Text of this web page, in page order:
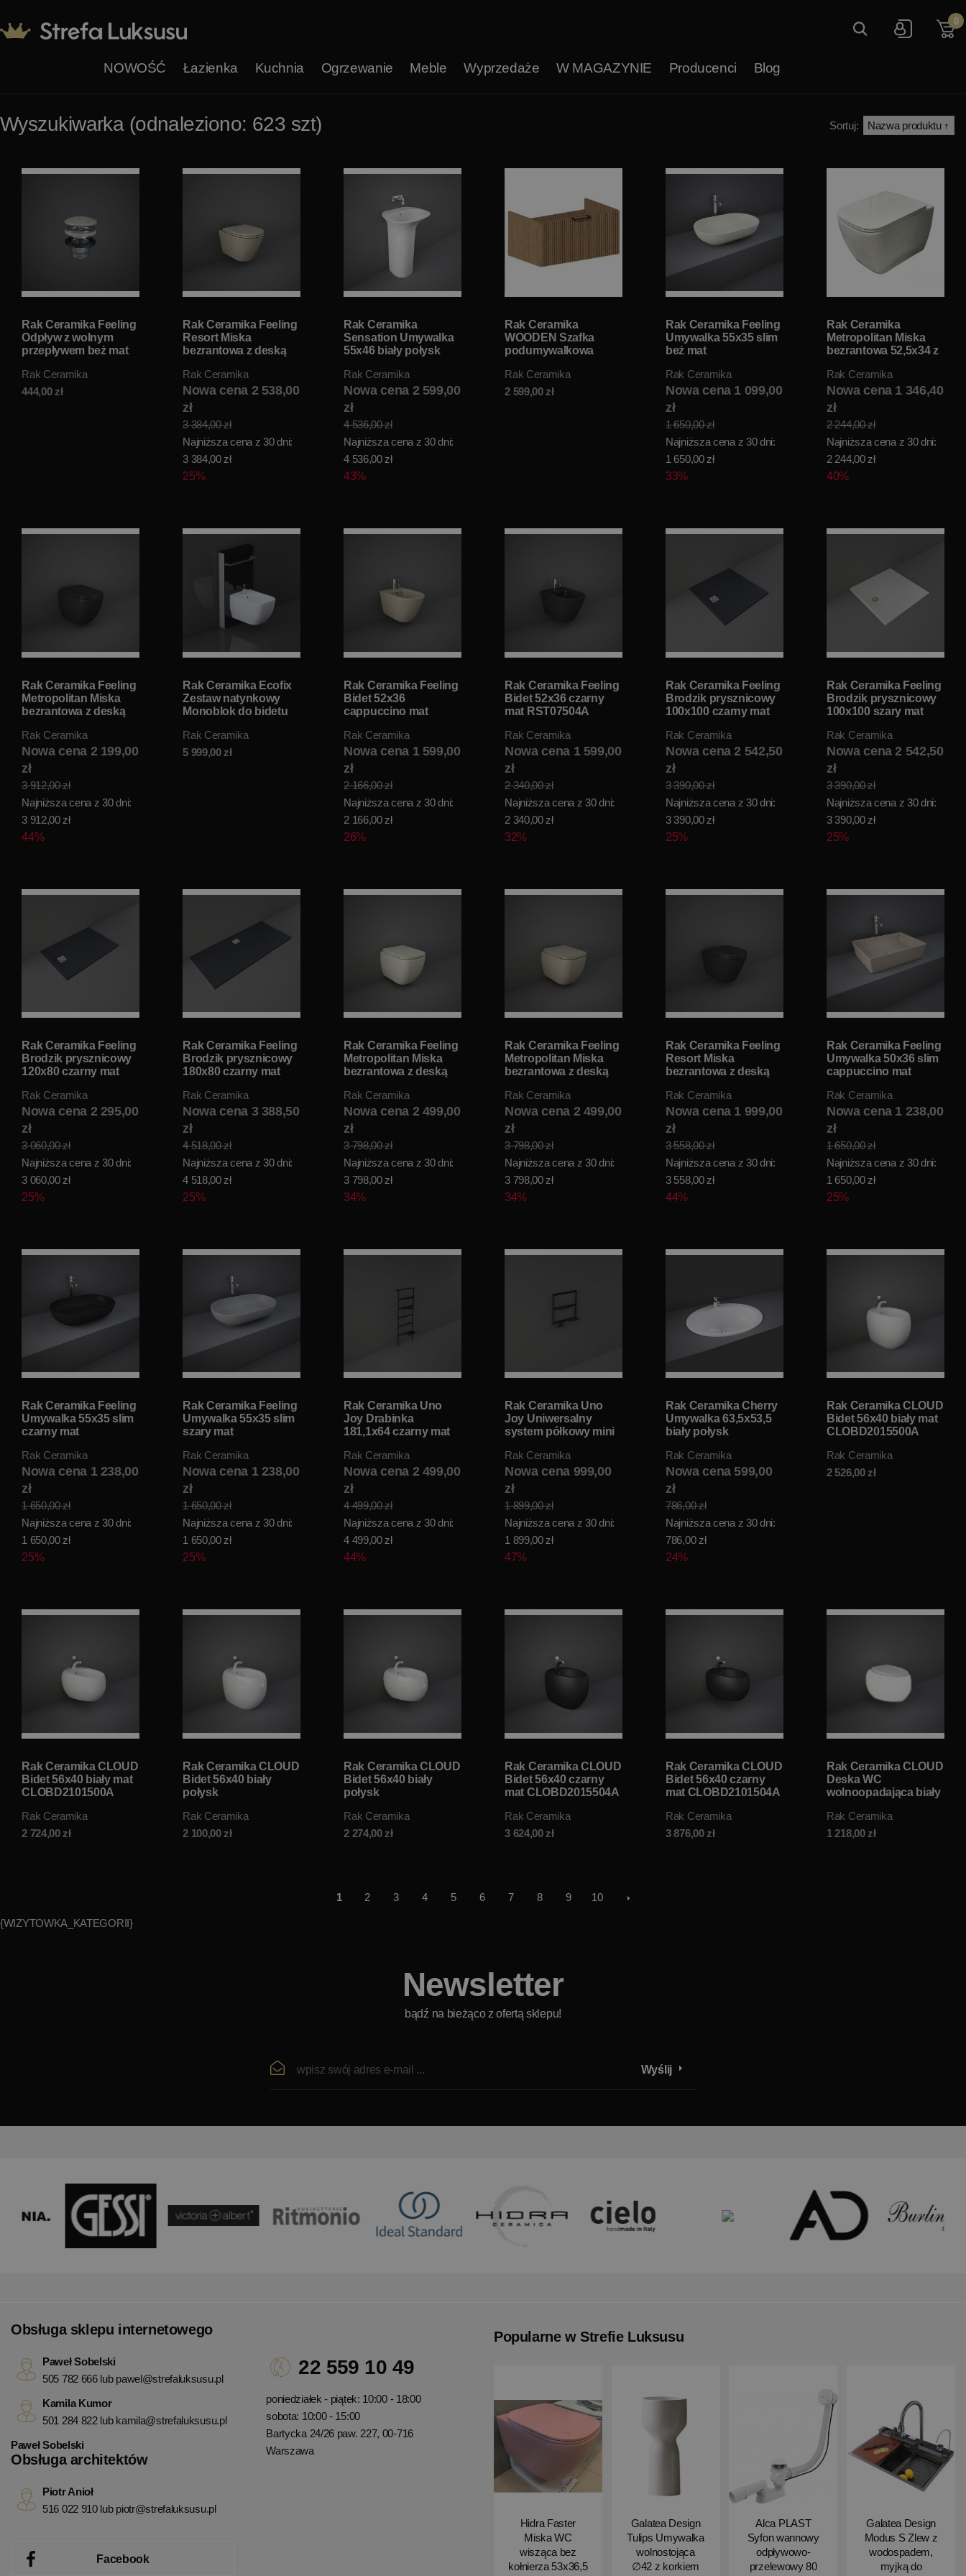
0
NOWOŚĆ Łazienka Kuchnia Ogrzewanie Meble Wyprzedaże W MAGAZYNIE Producenci Blog
Wyszukiwarka (odnaleziono: 623 szt) Sortuj:
Rak Ceramika Feeling
Odpływ z wolnym
przepływem beż mat
MAGAZYNIE!!
Rak Ceramika
444,00zł
Rak Ceramika Feeling
Resort Miska
bezrantowa z deską
52x36 cappuccino
mat FEEL3SET
Rak Ceramika
Nowa cena 2 538,00
zł
3 384,00 zł
Najniższa cena z 30 dni:
3 384,00 zł
25%
Rak Ceramika
Sensation Umywalka
55x46 biały połysk
Rak Ceramika
Nowa cena 2 599,00
zł
4 536,00 zł
Najniższa cena z 30 dni:
4 536,00 zł
43%
Rak Ceramika
WOODEN Szafka
podumywalkowa
WOD80CD
Rak Ceramika
2 599,00zł
Rak Ceramika Feeling
Umywalka 55x35 slim
beż mat
WYPRZEDAŻ
EKSPOZYCJI!!
Rak Ceramika
Nowa cena 1 099,00
zł
1 650,00 zł
Najniższa cena z 30 dni:
1 650,00 zł
33%
Rak Ceramika
Metropolitan Miska
bezrantowa 52,5x34 z
METR2SET
WYPRZEDAŻ
EKSPOZYCJI!!
Rak Ceramika
Nowa cena 1 346,40
zł
2 244,00 zł
Najniższa cena z 30 dni:
2 244,00 zł
40%
Rak Ceramika Feeling
Metropolitan Miska
bezrantowa z deską
52,5x34 czarny mat
METRFEEL5SET
Rak Ceramika
Nowa cena 2 199,00
zł
3 912,00 zł
Najniższa cena z 30 dni:
3 912,00 zł
44%
Rak Ceramika Ecofix
Zestaw natynkowy
Monoblok do bidetu
FS04RAKCAB02
Rak Ceramika
5 999,00zł
Rak Ceramika Feeling
Bidet 52x36
cappuccino mat
Rak Ceramika
Nowa cena 1 599,00
zł
2 166,00 zł
Najniższa cena z 30 dni:
2 166,00 zł
26%
Rak Ceramika Feeling
Bidet 52x36 czarny
mat RST07504A
Rak Ceramika
Nowa cena 1 599,00
zł
2 340,00 zł
Najniższa cena z 30 dni:
2 340,00 zł
32%
Rak Ceramika Feeling
Brodzik prysznicowy
100x100 czarny mat
Rak Ceramika
Nowa cena 2 542,50
zł
3 390,00 zł
Najniższa cena z 30 dni:
3 390,00 zł
25%
Rak Ceramika Feeling
Brodzik prysznicowy
100x100 szary mat
Rak Ceramika
Nowa cena 2 542,50
zł
3 390,00 zł
Najniższa cena z 30 dni:
3 390,00 zł
25%
Rak Ceramika Feeling
Brodzik prysznicowy
120x80 czarny mat
Rak Ceramika
Nowa cena 2 295,00
zł
3 060,00 zł
Najniższa cena z 30 dni:
3 060,00 zł
25%
Rak Ceramika Feeling
Brodzik prysznicowy
180x80 czarny mat
Rak Ceramika
Nowa cena 3 388,50
zł
4 518,00 zł
Najniższa cena z 30 dni:
4 518,00 zł
25%
Rak Ceramika Feeling
Metropolitan Miska
bezrantowa z deską
52,5x34 beżowy mat
METRFEEL2SET
Rak Ceramika
Nowa cena 2 499,00
zł
3 798,00 zł
Najniższa cena z 30 dni:
3 798,00 zł
34%
Rak Ceramika Feeling
Metropolitan Miska
bezrantowa z deską
52,5x34 cappuccino
mat METRFEEL3SET
Rak Ceramika
Nowa cena 2 499,00
zł
3 798,00 zł
Najniższa cena z 30 dni:
3 798,00 zł
34%
Rak Ceramika Feeling
Resort Miska
bezrantowa z deską
52x36 czarny mat
FEEL5SET
Rak Ceramika
Nowa cena 1 999,00
zł
3 558,00 zł
Najniższa cena z 30 dni:
3 558,00 zł
44%
Rak Ceramika Feeling
Umywalka 50x36 slim
cappuccino mat
Rak Ceramika
Nowa cena 1 238,00
zł
1 650,00 zł
Najniższa cena z 30 dni:
1 650,00 zł
25%
Rak Ceramika Feeling
Umywalka 55x35 slim
czarny mat
Rak Ceramika
Nowa cena 1 238,00
zł
1 650,00 zł
Najniższa cena z 30 dni:
1 650,00 zł
25%
Rak Ceramika Feeling
Umywalka 55x35 slim
szary mat
Rak Ceramika
Nowa cena 1 238,00
zł
1 650,00 zł
Najniższa cena z 30 dni:
1 650,00 zł
25%
Rak Ceramika Uno
Joy Drabinka
181,1x64 czarny mat
Rak Ceramika
Nowa cena 2 499,00
zł
4 499,00 zł
Najniższa cena z 30 dni:
4 499,00 zł
44%
Rak Ceramika Uno
Joy Uniwersalny
system półkowy mini
Czarny mat
USSAS0002504
Rak Ceramika
Nowa cena 999,00
zł
1 899,00 zł
Najniższa cena z 30 dni:
1 899,00 zł
47%
Rak Ceramika Cherry
Umywalka 63,5x53,5
biały połysk
Rak Ceramika
Nowa cena 599,00
zł
786,00 zł
Najniższa cena z 30 dni:
786,00 zł
24%
Rak Ceramika CLOUD
Bidet 56x40 biały mat
CLOBD2015500A
Rak Ceramika
2 526,00zł
Rak Ceramika CLOUD
Bidet 56x40 biały mat
CLOBD2101500A
Rak Ceramika
2 724,00zł
Rak Ceramika CLOUD
Bidet 56x40 biały
połysk
Rak Ceramika
2 100,00zł
Rak Ceramika CLOUD
Bidet 56x40 biały
połysk
Rak Ceramika
2 274,00zł
Rak Ceramika CLOUD
Bidet 56x40 czarny
mat CLOBD2015504A
Rak Ceramika
3 624,00zł
Rak Ceramika CLOUD
Bidet 56x40 czarny
mat CLOBD2101504A
Rak Ceramika
3 876,00zł
Rak Ceramika CLOUD
Deska WC
wolnoopadająca biały
Rak Ceramika
1 218,00zł
1 2 3 4 5 6 7 8 9 10
{WIZYTOWKA_KATEGORII}
Newsletter
bądź na bieżąco z ofertą sklepu!
Wyślij
Popularne w Strefie Luksusu
Hidra Faster
Miska WC
wisząca bez
kołnierza 53x36,5
Galatea Design
Tulips Umywalka
wolnostojąca
∅42 z korkiem
Alca PLAST
Syfon wannowy
odpływowo-
przelewowy 80
Galatea Design
Modus S Zlew z
wodospadem,
myjką do
22 559 10 49
poniedziałek - piątek: 10:00 - 18:00
sobota: 10:00 - 15:00
Bartycka 24/26 paw. 227, 00-716
Warszawa
Obsługa sklepu internetowego
Paweł Sobelski
505 782 666 lub pawel@strefaluksusu.pl
Kamila Kumor
501 284 822 lub kamila@strefaluksusu.pl
Paweł Sobelski
Obsługa architektów
Piotr Anioł
516 022 910 lub piotr@strefaluksusu.pl
Facebook